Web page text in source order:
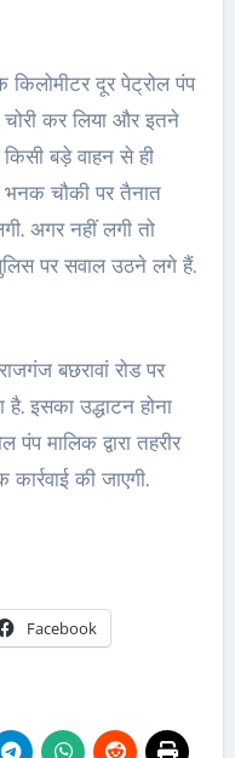
दूर पेट्रोल पंप
चोरी कर लिया और इतने
किसी बड़े वाहन से ही
भनक चौकी पर तैनात
अगर नहीं लगी तो
पर सवाल उठने लगे हैं.
बछरावां रोड पर
इसका उद्धाटन होना
पंप मालिक द्वारा तहरीर
की जाएगी.
Facebook